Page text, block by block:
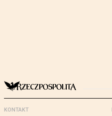
KONTAKT